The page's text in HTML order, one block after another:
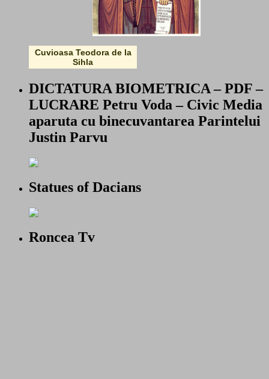
Cuvioasa Teodora de la
Sihla
DICTATURA BIOMETRICA – PDF –
LUCRARE Petru Voda – Civic Media
aparuta cu binecuvantarea Parintelui
Justin Parvu
Statues of Dacians
Roncea Tv